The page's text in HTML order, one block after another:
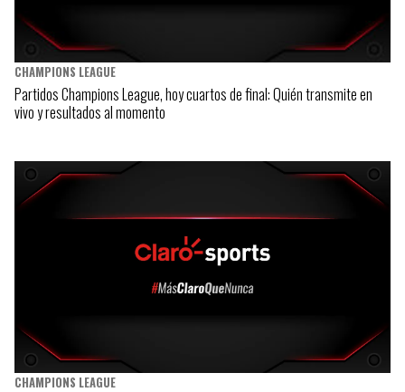
CHAMPIONS LEAGUE
Partidos Champions League, hoy cuartos de final: Quién transmite en
vivo y resultados al momento
CHAMPIONS LEAGUE